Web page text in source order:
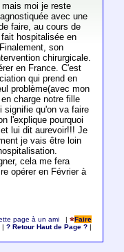
moi je reste
avec une
faire, au cours de
hospitalisée en
son
chirurgicale.
en France. C'est
qui prend en
problème(avec mon
charge notre fille
signifie qu'on va faire
l'explique pourquoi
lui dit aurevoir!!! Je
je vais être loin
cela me fera
opérer en Février à
page à un ami |
Faire
|? Retour Haut de Page ?